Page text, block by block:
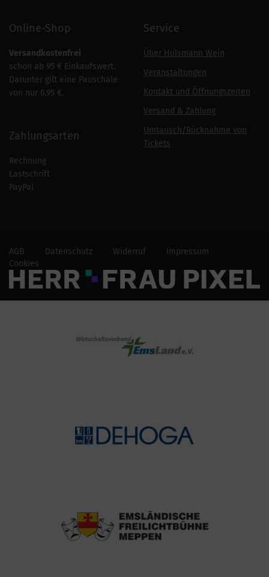
Online-Shop
Versandkostenfrei
schon ab 95 € Einkaufswert.
Darunter gilt eine Pauschale
von nur 6,95 €.
Zahlungsarten
Rechnung
Lastschrift
PayPal
Service
Über Hülsmann Wein
Veranstaltungen
Kontakt und Öffnungszeiten
Versand & Zahlung
Umtausch/Rücknahme von
Tickets
AGB Datenschutz Widerruf
Impressum
Cookies